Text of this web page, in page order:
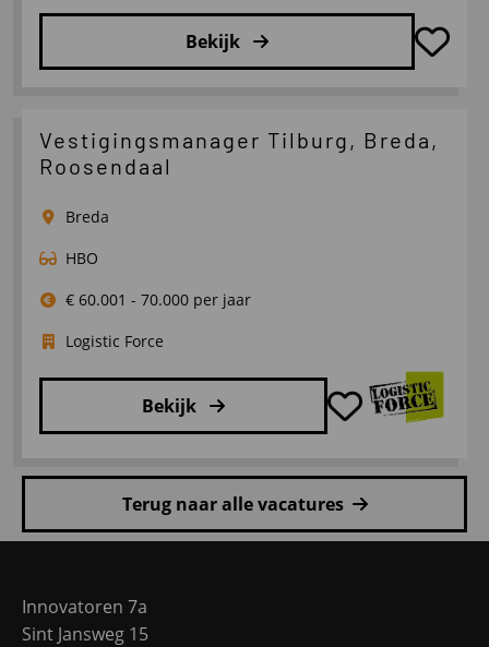
Bekijk
over
Senior
Vestigingsmanager Tilburg, Breda,
Roosendaal
Breda
HBO
€ 60.001 - 70.000 per jaar
Logistic Force
Bekijk
meer
Vestigingsmanager
Roosendaal
Terug naar alle vacatures
Innovatoren 7a
Sint Jansweg 15